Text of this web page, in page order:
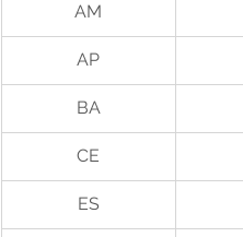
AM
AP
BA
CE
ES